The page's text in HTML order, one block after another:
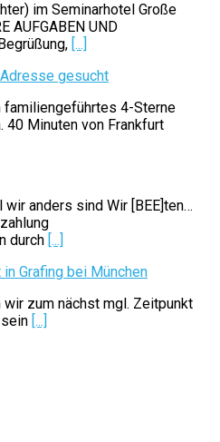
im Seminarhotel Große
AUFGABEN UND
[...]
gesucht
familiengeführtes 4-Sterne
40 Minuten von Frankfurt
wir anders sind Wir [BEE]ten…
durch [...]
Grafing bei München
wir zum nächst mgl. Zeitpunkt
[...]